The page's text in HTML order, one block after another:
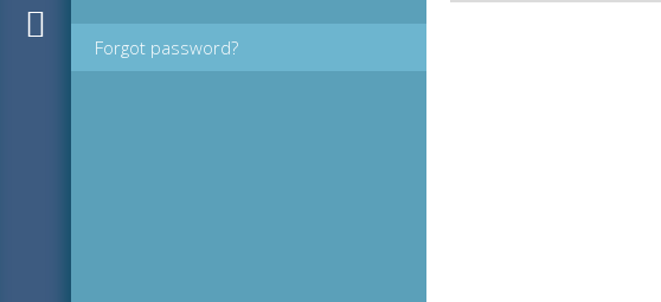
Forgot password?